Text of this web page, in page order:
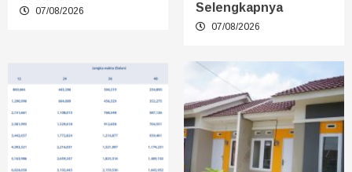
07/08/2026
Selengkapnya
07/08/2026